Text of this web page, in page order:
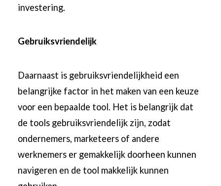
investering.
Gebruiksvriendelijk
Daarnaast is gebruiksvriendelijkheid een
belangrijke factor in het maken van een keuze
voor een bepaalde tool. Het is belangrijk dat
de tools gebruiksvriendelijk zijn, zodat
ondernemers, marketeers of andere
werknemers er gemakkelijk doorheen kunnen
navigeren en de tool makkelijk kunnen